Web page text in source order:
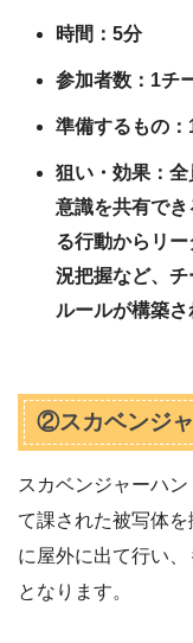
時間：5分
参加者数：1チ
準備するもの
狙い・効果：
意識を共有で
る行動からリ
況把握など、
ルールが構築さ
②スカベンジ
スカベンジャーハ
て課された被写体
に屋外に出て行い
となります。